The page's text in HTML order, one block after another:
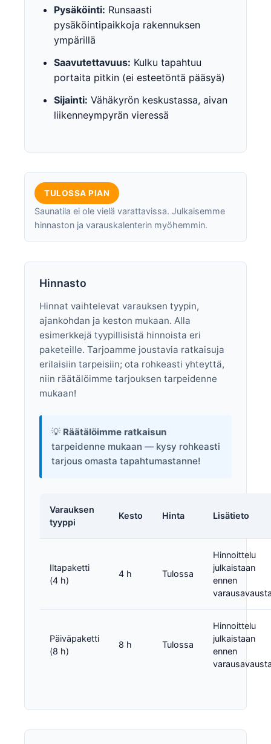
Pysäköinti: Runsaasti
pysäköintipaikkoja rakennuksen
ympärillä
Saavutettavuus: Kulku tapahtuu
portaita pitkin (ei esteetöntä pääsyä)
Sijainti: Vähäkyrön keskustassa, aivan
liikenneympyrän vieressä
TULOSSA PIAN
Saunatila ei ole vielä varattavissa. Julkaisemme
hinnaston ja varauskalenterin myöhemmin.
Hinnasto
Hinnat vaihtelevat varauksen tyypin,
ajankohdan ja keston mukaan. Alla
esimerkkejä tyypillisistä hinnoista eri
paketeille. Tarjoamme joustavia ratkaisuja
erilaisiin tarpeisiin; ota rohkeasti yhteyttä,
niin räätälöimme tarjouksen tarpeidenne
mukaan!
💡 Räätälöimme ratkaisun
tarpeidenne mukaan — kysy rohkeasti
tarjous omasta tapahtumastanne!
Varauksen
tyyppi
Kesto Hinta Lisätieto
Iltapaketti
(4 h)
4 h Tulossa
Hinnoittelu
julkaistaan
ennen
Päiväpaketti
(8 h)
8 h Tulossa
Hinnoittelu
julkaistaan
ennen